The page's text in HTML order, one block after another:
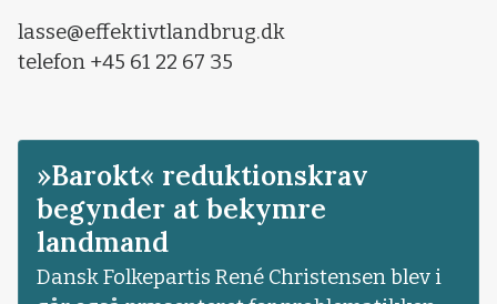
lasse@effektivtlandbrug.dk
telefon +45 61 22 67 35
»Barokt« reduktionskrav
begynder at bekymre
landmand
Dansk Folkepartis René Christensen blev i